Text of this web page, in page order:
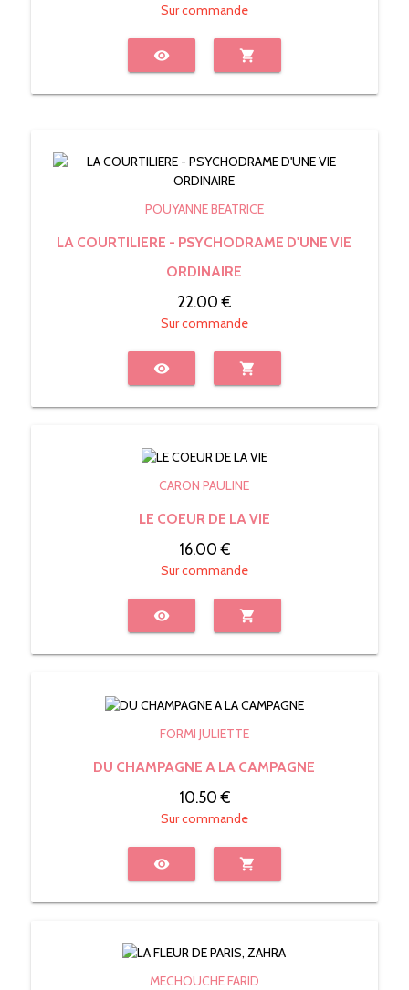
Sur commande
visibility shopping_cart
POUYANNE BEATRICE
LA COURTILIERE - PSYCHODRAME D'UNE VIE
ORDINAIRE
22.00 €
Sur commande
visibility shopping_cart
CARON PAULINE
LE COEUR DE LA VIE
16.00 €
Sur commande
visibility shopping_cart
FORMI JULIETTE
DU CHAMPAGNE A LA CAMPAGNE
10.50 €
Sur commande
visibility shopping_cart
MECHOUCHE FARID